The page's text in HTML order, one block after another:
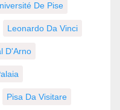
De Pise
Leonardo Da Vinci
D'Arno
Pisa Da Visitare